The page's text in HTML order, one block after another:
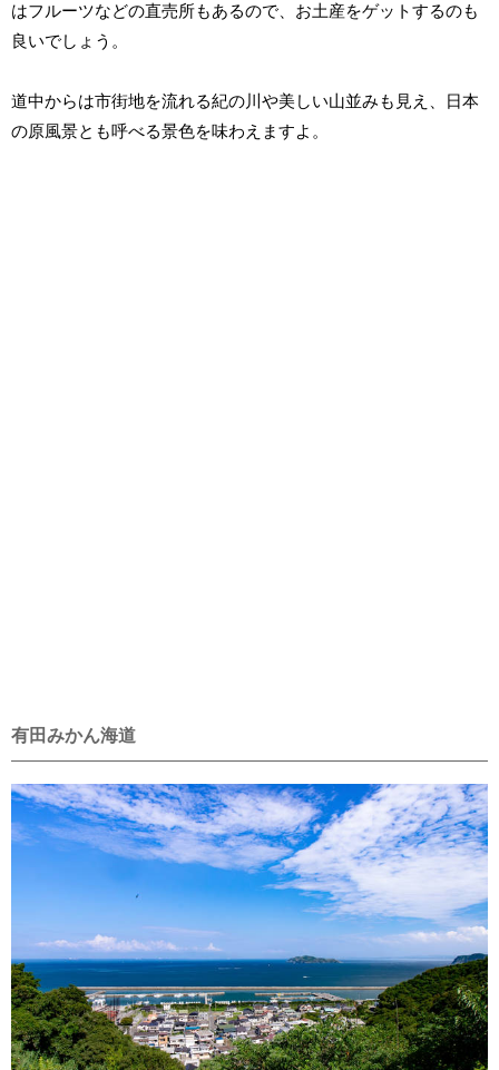
はフルーツなどの直売所もあるので、お土産をゲットするのも
良いでしょう。
道中からは市街地を流れる紀の川や美しい山並みも見え、日本
の原風景とも呼べる景色を味わえますよ。
有田みかん海道